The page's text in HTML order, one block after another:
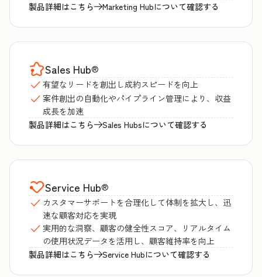
製品詳細はこちら
Marketing Hubについて確認する
Sales Hub®
有望なリードを創出し成約スピードを向上
案件創出の自動化やパイプライン管理により、収益
成長を加速
製品詳細はこちら
Sales Hubsについて確認する
Service Hub®
カスタマーサポートを合理化して体制を拡大し、迅
速な顧客対応を実現
実用的な洞察、顧客の健全性スコア、リアルタイム
の使用状況データを活用し、顧客維持率を向上
製品詳細はこちら
Service Hubについて確認する